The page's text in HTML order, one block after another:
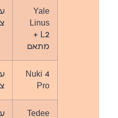
Yale
Linus
L2 +
מתאם
Nuki 4
Pro
Tedee